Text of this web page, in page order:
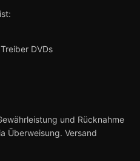
DVDs
und Rücknahme
Überweisung. Versand